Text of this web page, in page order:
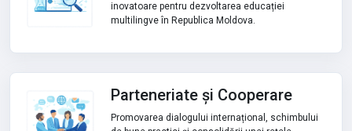
inovatoare pentru dezvoltarea educației
multilingve în Republica Moldova.
Parteneriate și Cooperare
Promovarea dialogului internațional, schimbului